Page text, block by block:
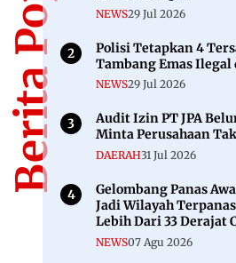
NEWS29 Jul 2026
Polisi Tetapkan 4
Tambang Emas Ilegal
NEWS29 Jul 2026
Audit Izin PT JPA
Minta Perusahaan
DAERAH31 Jul 2026
Gelombang Panas
Jadi Wilayah
Lebih Dari 33 Derajat
NEWS07 Agu 2026